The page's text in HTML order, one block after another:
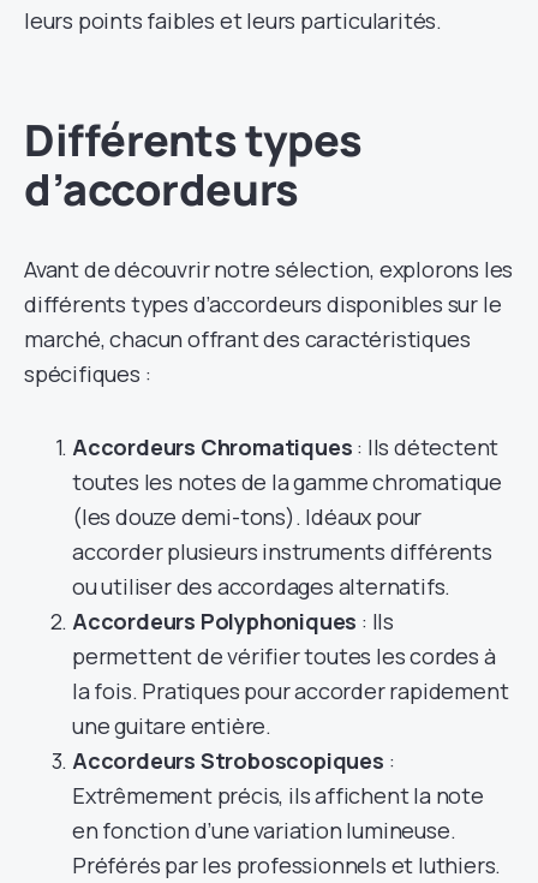
leurs points faibles et leurs particularités.
Différents types
d’accordeurs
Avant de découvrir notre sélection, explorons les
différents types d’accordeurs disponibles sur le
marché, chacun offrant des caractéristiques
spécifiques :
Accordeurs Chromatiques : Ils détectent
toutes les notes de la gamme chromatique
(les douze demi-tons). Idéaux pour
accorder plusieurs instruments différents
ou utiliser des accordages alternatifs.
Accordeurs Polyphoniques : Ils
permettent de vérifier toutes les cordes à
la fois. Pratiques pour accorder rapidement
une guitare entière.
Accordeurs Stroboscopiques :
Extrêmement précis, ils affichent la note
en fonction d’une variation lumineuse.
Préférés par les professionnels et luthiers.